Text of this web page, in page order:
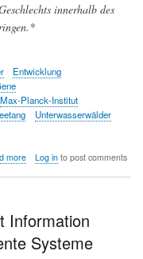
innerhalb des
Entwicklung
Max-Planck-Institut
Unterwasserwälder
moreabout
Ursprünge
und
Evolution
Log into post comments
Information
Systeme